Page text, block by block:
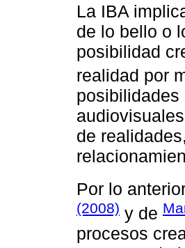
La IBA
de lo bello o
posibilidad
realidad por
posibilidades
de
Por lo
(2008) y de
procesos